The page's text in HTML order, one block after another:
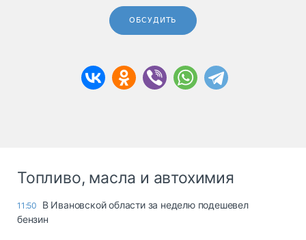
ОБСУДИТЬ
Топливо, масла и автохимия
11:50
В Ивановской области за неделю подешевел
бензин